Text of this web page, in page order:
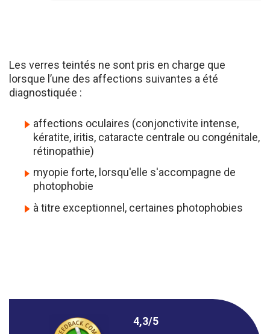
Les verres teintés ne sont pris en charge que
lorsque l’une des affections suivantes a été
diagnostiquée :
affections oculaires (conjonctivite intense,
kératite, iritis, cataracte centrale ou congénitale,
rétinopathie)
myopie forte, lorsqu'elle s'accompagne de
photophobie
à titre exceptionnel, certaines photophobies
4,3/5